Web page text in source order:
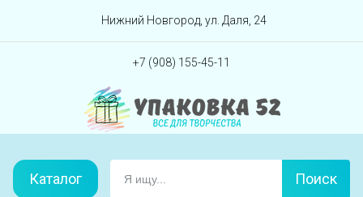
Перейти вниз
Нижний Новгород, ул. Даля, 24
+7 (908) 155-45-11
Каталог Поиск